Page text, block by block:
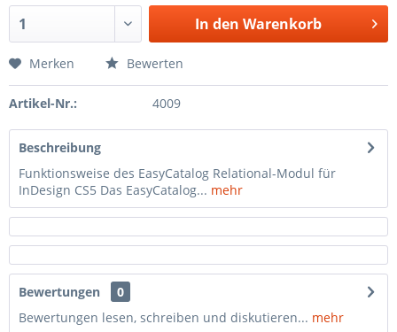
Session/Namespace.php(172):
proxies/
In den Warenkorb
Merken Bewerten
Artikel-Nr.: 4009
Beschreibung
Funktionsweise des EasyCatalog Relational-Modul für
InDesign CS5 Das EasyCatalog... mehr
Bewertungen
0
Bewertungen lesen, schreiben und diskutieren... mehr